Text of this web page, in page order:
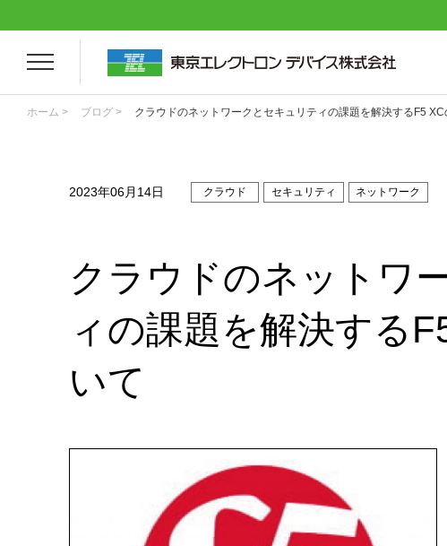
ホーム > ブログ > クラウドのネットワークとセキュリティの課題を解決するF5
2023年06月14日 クラウド セキュリティ ネットワーク
クラウドのネットワ
ィの課題を解決する
いて